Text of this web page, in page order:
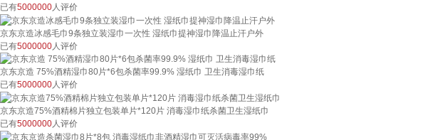
已有5000000 人评价
京东京造冰感毛巾9条独立装湿巾一次性 湿纸巾提神湿巾降温止汗户外
已有5000000 人评价
京东京造 75%酒精湿巾80片*6包杀菌率99.9% 湿纸巾 卫生消毒湿巾纸
已有5000000人评价
京东京造75%酒精棉片独立包装单片*120片 消毒湿巾纸杀菌卫生湿纸巾
已有5000000人评价